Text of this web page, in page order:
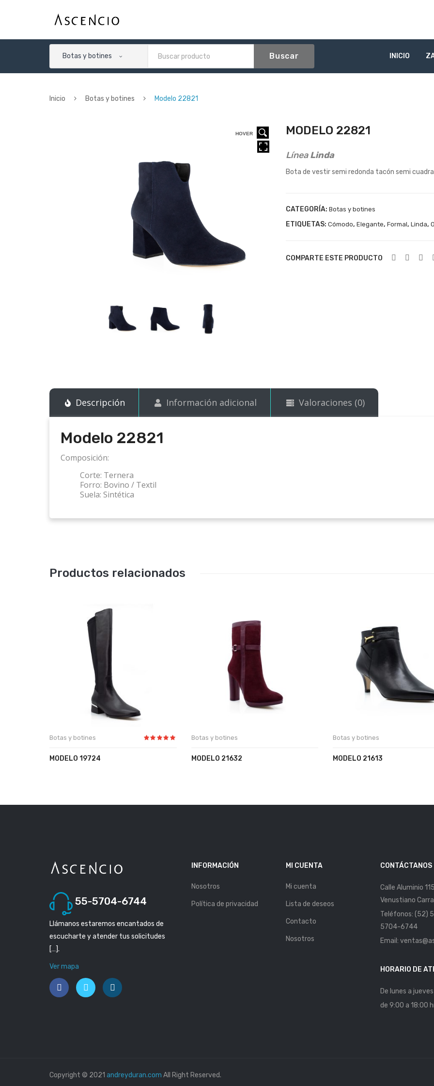
Botas y botines Buscar INICIO
Inicio Botas y botines Modelo 22821
HOVER
HOVER
HOVER MODELO 22821
Línea Linda
Bota de vestir semi redonda tacón semi
CATEGORÍA: Botas y botines
ETIQUETAS: Cómodo, Elegante, Formal, Linda,
COMPARTE ESTE PRODUCTO
Descripción Información adicional Valoraciones (0)
Modelo 22821
Composición:
Corte: Ternera
Forro: Bovino / Textil
Suela: Sintética
Productos relacionados
Botas y botines
MODELO 19724
Botas y botines
MODELO 21632
Botas y botines
MODELO 21613
55-5704-6744
Llámanos estaremos encantados de
escucharte y atender tus solicitudes
[…].
Ver mapa
INFORMACIÓN
Nosotros
Política de privacidad
MI CUENTA
Mi cuenta
Lista de deseos
Contacto
Nosotros
CONTÁCTANOS
Calle Aluminio
Venustiano
Teléfonos: (52)
5704-6744
Email:
HORARIO DE
De lunes a jueves
de 9:00 a 18:00
Copyright © 2021 andreyduran.com All Right Reserved.